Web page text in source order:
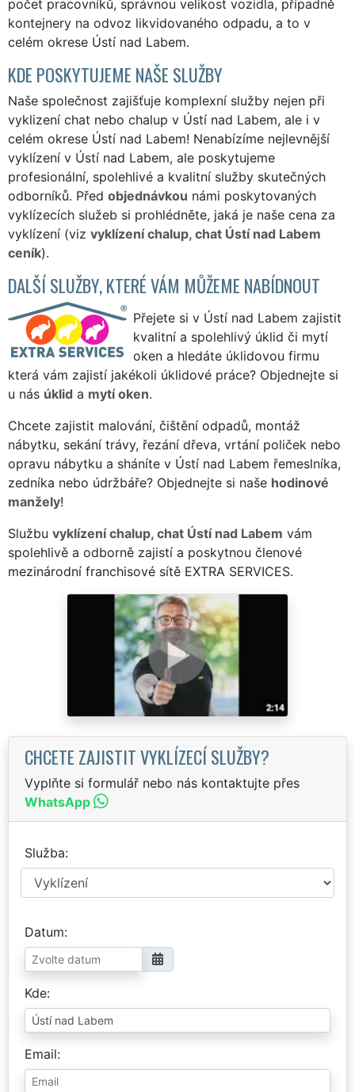
počet pracovníků, správnou velikost vozidla, případně
kontejnery na odvoz likvidovaného odpadu, a to v
celém okrese Ústí nad Labem.
KDE POSKYTUJEME NAŠE SLUŽBY
Naše společnost zajišťuje komplexní služby nejen při
vyklizení chat nebo chalup v Ústí nad Labem, ale i v
celém okrese Ústí nad Labem! Nenabízíme nejlevnější
vyklízení v Ústí nad Labem, ale poskytujeme
profesionální, spolehlivé a kvalitní služby skutečných
odborníků. Před objednávkou námi poskytovaných
vyklízecích služeb si prohlédněte, jaká je naše cena za
vyklízení (viz vyklízení chalup, chat Ústí nad Labem
ceník).
DALŠÍ SLUŽBY, KTERÉ VÁM MŮŽEME NABÍDNOUT
Přejete si v Ústí nad Labem zajistit
kvalitní a spolehlivý úklid či mytí
oken a hledáte úklidovou firmu
která vám zajistí jakékoli úklidové práce? Objednejte si
u nás úklid a mytí oken.
Chcete zajistit malování, čištění odpadů, montáž
nábytku, sekání trávy, řezání dřeva, vrtání poliček nebo
opravu nábytku a sháníte v Ústí nad Labem řemeslníka,
zedníka nebo údržbáře? Objednejte si naše hodinové
manžely!
Službu vyklízení chalup, chat Ústí nad Labem vám
spolehlivě a odborně zajistí a poskytnou členové
mezinárodní franchisové sítě EXTRA SERVICES.
CHCETE ZAJISTIT VYKLÍZECÍ SLUŽBY?
Vyplňte si formulář nebo nás kontaktujte přes
WhatsApp
Služba
Datum
Kde
Email